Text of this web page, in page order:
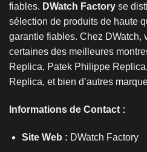
fiables. DWatch Factory se
sélection de produits de haute
garantie fiables. Chez DWatch,
certaines des meilleures
Replica, Patek Philippe Replica,
Replica, et bien d’autres
Informations de Contact :
Site Web : DWatch Factory